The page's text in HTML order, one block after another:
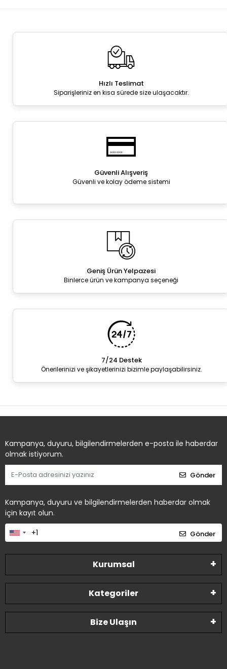
Hızlı Teslimat
Siparişleriniz en kısa sürede size ulaşacaktır.
Güvenli Alışveriş
Güvenli ve kolay ödeme sistemi
Geniş Ürün Yelpazesi
Binlerce ürün ve kampanya seçeneği
7/24 Destek
Önerilerinizi ve şikayetlerinizi bizimle paylaşabilirsiniz.
Kampanya, duyuru, bilgilendirmelerden e-posta ile haberdar
olmak istiyorum.
Gönder
Kampanya, duyuru ve bilgilendirmelerden haberdar olmak
için kayıt olun.
Gönder
Kurumsal
Kategoriler
Bize Ulaşın